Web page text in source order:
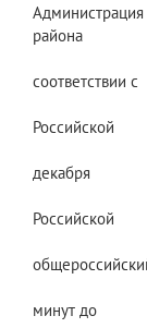
Администрация
Российской
декабря
2013
Российской
день
минут до